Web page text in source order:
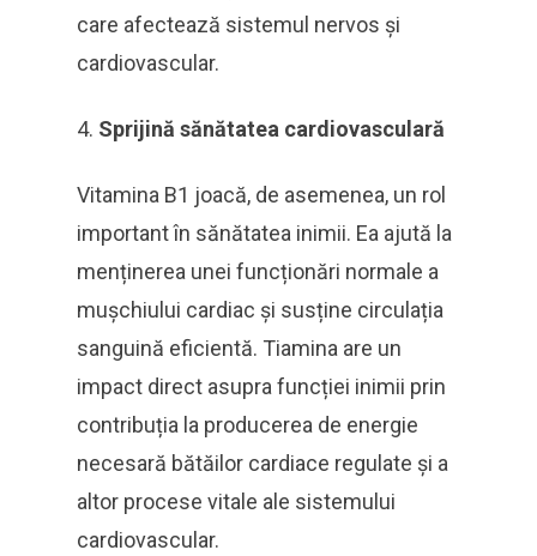
care afectează sistemul nervos și
cardiovascular.
Sprijină sănătatea cardiovasculară
Vitamina B1 joacă, de asemenea, un rol
important în sănătatea inimii. Ea ajută la
menținerea unei funcționări normale a
mușchiului cardiac și susține circulația
sanguină eficientă. Tiamina are un
impact direct asupra funcției inimii prin
contribuția la producerea de energie
necesară bătăilor cardiace regulate și a
altor procese vitale ale sistemului
cardiovascular.